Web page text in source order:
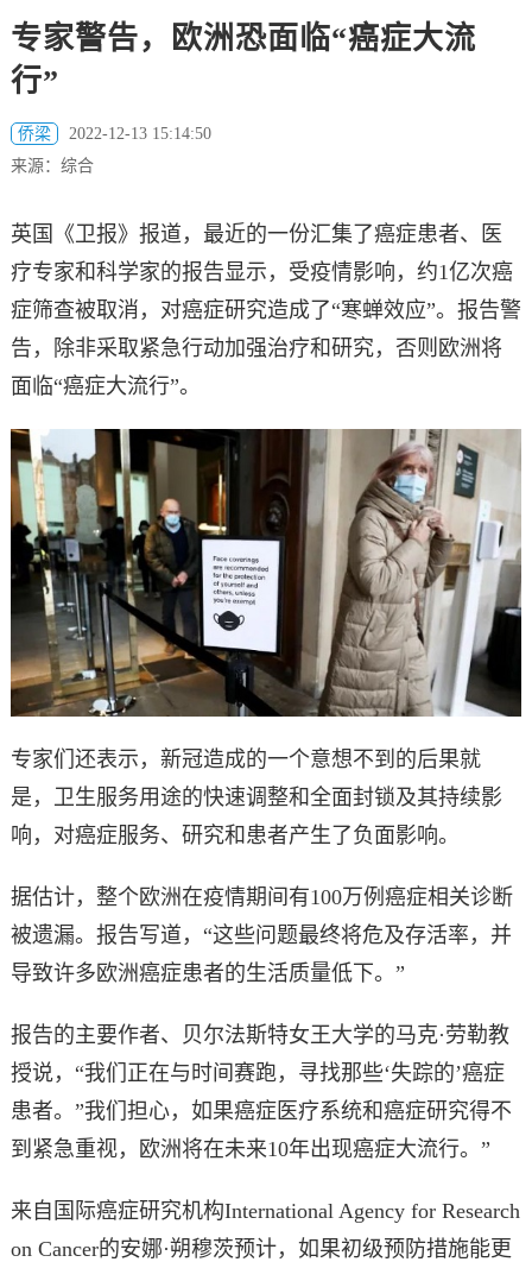
专家警告，欧洲恐面临“癌症大流
行”
侨梁
2022-12-13 15:14:50
来源：综合
英国《卫报》报道，最近的一份汇集了癌症患者、医
疗专家和科学家的报告显示，受疫情影响，约1亿次癌
症筛查被取消，对癌症研究造成了“寒蝉效应”。报告警
告，除非采取紧急行动加强治疗和研究，否则欧洲将
面临“癌症大流行”。
专家们还表示，新冠造成的一个意想不到的后果就
是，卫生服务用途的快速调整和全面封锁及其持续影
响，对癌症服务、研究和患者产生了负面影响。
据估计，整个欧洲在疫情期间有100万例癌症相关诊断
被遗漏。报告写道，“这些问题最终将危及存活率，并
导致许多欧洲癌症患者的生活质量低下。”
报告的主要作者、贝尔法斯特女王大学的马克·劳勒教
授说，“我们正在与时间赛跑，寻找那些‘失踪的’癌症
患者。”我们担心，如果癌症医疗系统和癌症研究得不
到紧急重视，欧洲将在未来10年出现癌症大流行。”
来自国际癌症研究机构International Agency for Research
on Cancer的安娜·朔穆茨预计，如果初级预防措施能更